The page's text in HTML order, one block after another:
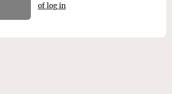
of log in